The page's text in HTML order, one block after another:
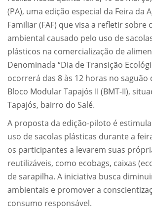
(PA), uma edição especial da Feira da
Familiar (FAF) que visa a refletir sobre
ambiental causado pelo uso de
plásticos na comercialização de
Denominada “Dia de Transição
ocorrerá das 8 às 12 horas no saguão
Bloco Modular Tapajós II (BMT-II),
Tapajós, bairro do Salé.
A proposta da edição-piloto é
uso de sacolas plásticas durante a
os participantes a levarem suas
reutilizáveis, como ecobags, caixas
de sarapilha. A iniciativa busca
ambientais e promover a
consumo responsável.